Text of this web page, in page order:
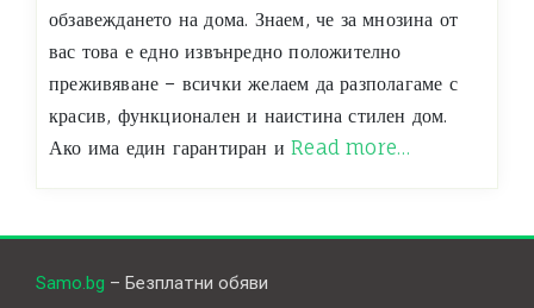
обзавеждането на дома. Знаем, че за мнозина от
вас това е едно извънредно положително
преживяване – всички желаем да разполагаме с
красив, функционален и наистина стилен дом.
Ако има един гарантиран иRead more…
Samo.bg – Безплатни обяви